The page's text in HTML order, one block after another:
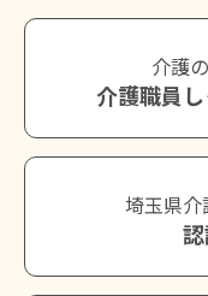
介護
介護職員
埼玉県